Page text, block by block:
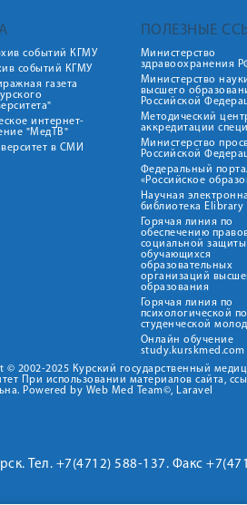
событий КГМУ
событий КГМУ
газета
интернет-
"МедТВ"
в СМИ
ПОЛЕЗНЫЕ
Министерство
здравоохранения
Министерство
высшего
Российской
Методический
аккредитации
Министерство
Российской
Федеральный
«Российское
Научная
библиотека Elibrary
Горячая линия по
обеспечению
социальной защиты
обучающихся
образовательных
организаций
образования
Горячая линия по
психологической
студенческой
Онлайн обучение
study.kurskmed.com
© 2002-2025 Курский государственный
При использовании материалов сайта,
Powered by Web Med Team©, Laravel
Тел. +7(4712) 588-137. Факс